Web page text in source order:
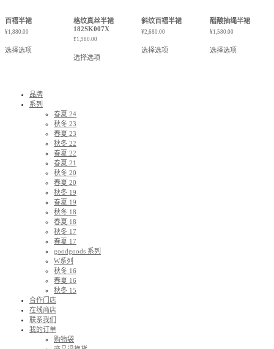
百褶半裙
¥1,880.00
选择选项
格纹真丝半裙
182SK007X
¥1,980.00
选择选项
斜纹百褶半裙
¥2,680.00
选择选项
醋酸抽绳半裙
¥1,580.00
选择选项
品牌
系列
春夏 24
秋冬 23
春夏 23
秋冬 22
春夏 22
春夏 21
秋冬 20
春夏 20
秋冬 19
春夏 19
秋冬 18
春夏 18
秋冬 17
春夏 17
goodgoods 系列
W系列
秋冬 16
春夏 16
秋冬 15
合作门店
在线商店
联系我们
我的订单
购物袋